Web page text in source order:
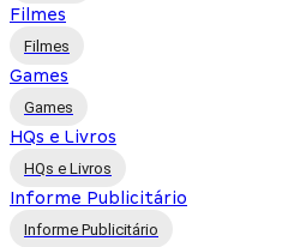
Filmes
Filmes
Games
Games
HQs e Livros
HQs e Livros
Informe Publicitário
Informe Publicitário